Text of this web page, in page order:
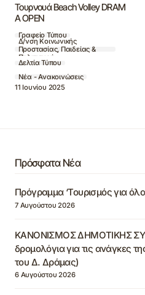
Τουρνουά Beach Volley DRAM
A OPEN
Γραφείο Τύπου
Δ/νση Κοινωνικής
Προστασίας, Παιδείας &
Πολιτισμού
Δελτία Τύπου
Νέα - Ανακοινώσεις
11 Ιουνίου 2025
Πρόσφατα Νέα
Πρόγραμμα ‘Τουρισμός για
7 Αυγούστου 2026
ΚΑΝΟΝΙΣΜΟΣ ΔΗΜΟΤΙΚΗΣ
δρομολόγια για τις ανάγκες
του Δ. Δράμας)
6 Αυγούστου 2026